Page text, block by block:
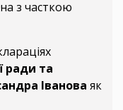
з часткою
ради та
Іванова як